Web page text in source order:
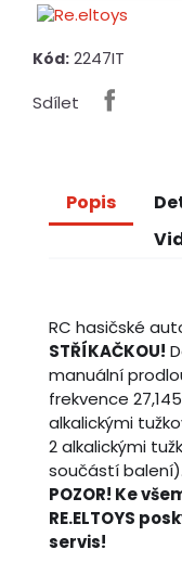
Kód: 2247IT
Sdílet
Popis
RC hasičské
STŘÍKAČKOU!
manuální
frekvence
alkalickými
2 alkalickými
součástí
POZOR! Ke
RE.ELTOYS
servis!